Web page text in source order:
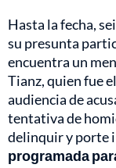
Hasta la fecha,
su presunta
encuentra un
Tianz, quien fue
audiencia de
tentativa de
delinquir y porte
programada